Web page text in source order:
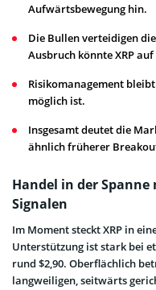
Aufwärtsbewegung hin.
Die Bullen verteidigen
Ausbruch könnte XRP
Risikomanagement
möglich ist.
Insgesamt deutet die
ähnlich früherer
Handel in der
Signalen
Im Moment steckt XRP in
Unterstützung ist stark bei
rund $2,90. Oberflächlich
langweiligen, seitwärts